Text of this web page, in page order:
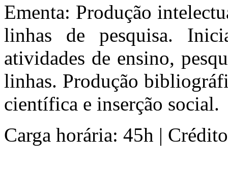
Ementa: Produção
linhas de pesquisa.
atividades de ensino,
linhas. Produção
científica e inserção social.
Carga horária: 45h |